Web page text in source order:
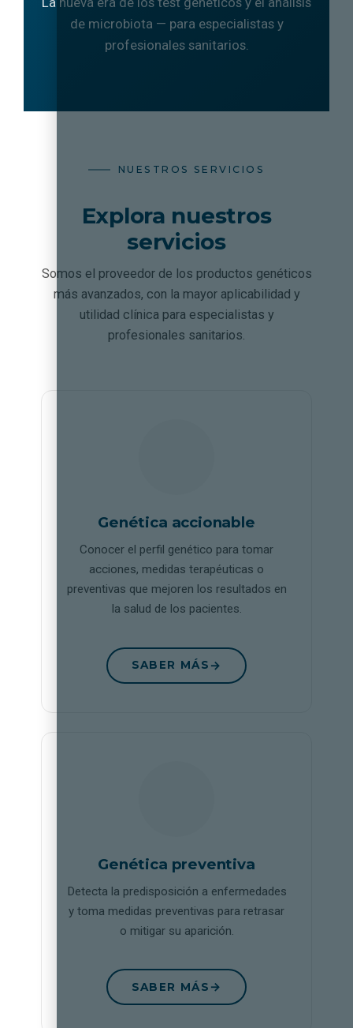
de microbiota — para especialistas y
profesionales sanitarios.
NUESTROS SERVICIOS
Explora nuestros
servicios
Somos el proveedor de los productos genéticos
más avanzados, con la mayor aplicabilidad y
utilidad clínica para especialistas y
profesionales sanitarios.
Genética accionable
Conocer el perfil genético para tomar
acciones, medidas terapéuticas o
preventivas que mejoren los resultados en
la salud de los pacientes.
SABER MÁS
Genética preventiva
Detecta la predisposición a enfermedades
y toma medidas preventivas para retrasar
o mitigar su aparición.
SABER MÁS